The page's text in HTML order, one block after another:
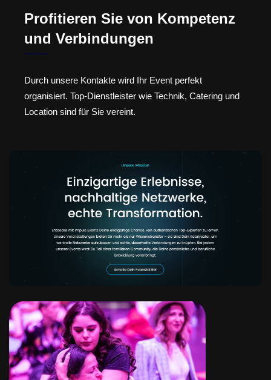
Profitieren Sie von Kompetenz
und Verbindungen
Durch unsere Kontakte wird Ihr Event perfekt
organisiert. Top-Dienstleister wie Technik, Catering und
Location sind für Sie vereint.